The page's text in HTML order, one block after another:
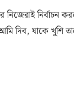
নির্বাচন
দিব, যাকে খুশি